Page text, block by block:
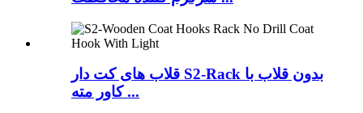
قلاب های کت دار S2-Rack بدون قلاب با
کاور مته ...